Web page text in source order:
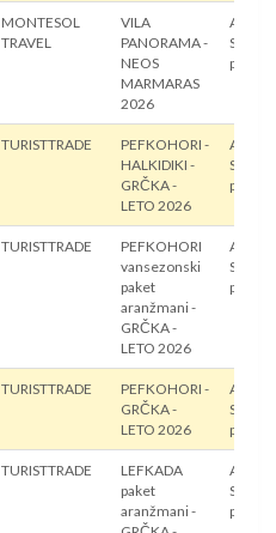
MONTESOL
TRAVEL
VILA
PANORAMA -
NEOS
MARMARAS
2026
prevoz
TURISTTRADE
PEFKOHORI -
HALKIDIKI -
GRČKA -
LETO 2026
prevoz
TURISTTRADE
PEFKOHORI
vansezonski
paket
aranžmani -
GRČKA -
LETO 2026
prevoz
TURISTTRADE
PEFKOHORI -
GRČKA -
LETO 2026
prevoz
TURISTTRADE
LEFKADA
paket
aranžmani -
prevoz